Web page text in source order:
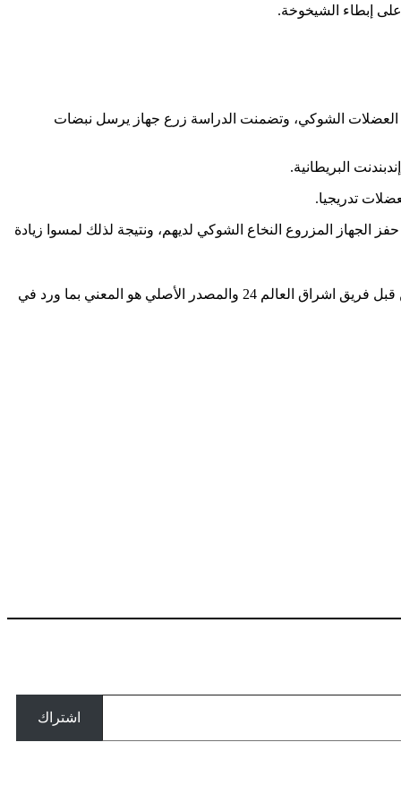
على إبطاء الشيخوخة.
العضلات الشوكي، وتضمنت الدراسة زرع جهاز يرسل نبضات
البريطانية.
المزروع النخاع الشوكي لديهم، ونتيجة لذلك لمسوا زيادة
الجدير بالذكر أن خبر “خبراء يكشفون الوقت المثالي لتناول الغداء وشراب يحمي قلوب مرضى السكري” تم نقله واقتباسه والتعديل عليه من قبل فريق اشراق العالم 24 والمصدر الأصلي هو المعني بما ورد في
اشتراك